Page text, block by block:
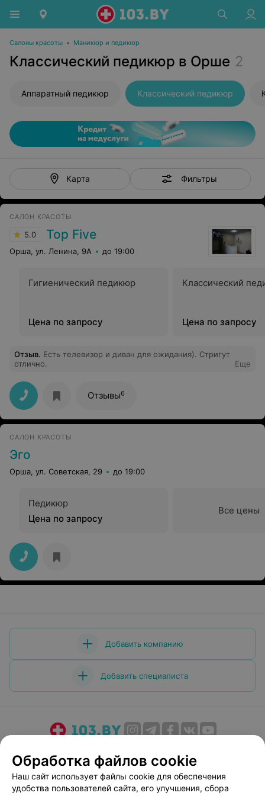
Салоны красоты • Маникюр и педикюр
Классический педикюр в Орше 2
Аппаратный педикюр Классический педикюр
Карта Фильтры
САЛОН КРАСОТЫ
5.0 Top Five
Орша, ул. Ленина, 9А до 19:00
Гигиенический педикюр
Цена по запросу
Классический
Цена по запросу
Отзыв. Есть телевизор и диван для ожидания). Стригут
отлично.
Еще
Отзывы6
САЛОН КРАСОТЫ
Эго
Орша, ул. Советская, 29 до 19:00
Педикюр
Цена по запросу
Все цены
Добавить компанию
Добавить специалиста
Медицинский маркетинг
Публичный договор
Пользовательское соглашение
Способы оплаты
Обработка файлов cookie
Наш сайт использует файлы cookie для обеспечения
удобства пользователей сайта, его улучшения, сбора